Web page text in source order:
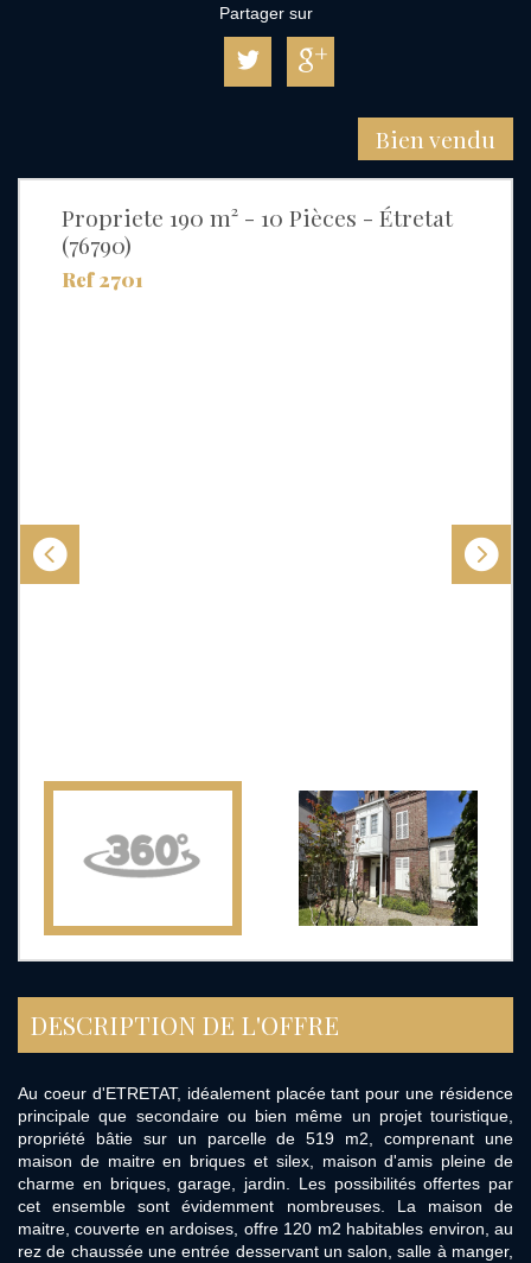
Partager sur
Bien vendu
Propriete 190 m² - 10 Pièces - Étretat
(76790)
Ref 2701
DESCRIPTION DE L'OFFRE
Au coeur d'ETRETAT, idéalement placée tant pour une résidence
principale que secondaire ou bien même un projet touristique,
propriété bâtie sur un parcelle de 519 m2, comprenant une
maison de maitre en briques et silex, maison d'amis pleine de
charme en briques, garage, jardin. Les possibilités offertes par
cet ensemble sont évidemment nombreuses. La maison de
maitre, couverte en ardoises, offre 120 m2 habitables environ, au
rez de chaussée une entrée desservant un salon, salle à manger,